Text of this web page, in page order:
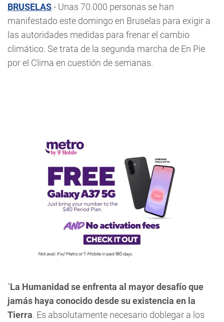
BRUSELAS.- Unas 70.000 personas se han
manifestado este domingo en Bruselas para exigir a
las autoridades medidas para frenar el cambio
climático. Se trata de la segunda marcha de En Pie
por el Clima en cuestión de semanas.
"La Humanidad se enfrenta al mayor desafío que
jamás haya conocido desde su existencia en la
Tierra. Es absolutamente necesario doblegar a los